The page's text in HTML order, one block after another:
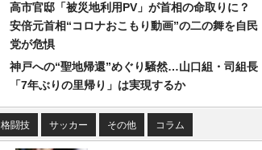
高市官邸「被災地利用PV」が首相の命取りに？
安倍元首相“コロナおこもり動画”の二の舞を自民
党が危惧
神戸への“聖地帰還”めぐり騒然…山口組・司組長
「7年ぶりの里帰り」は実現するか
格闘技 サッカー その他 コラム